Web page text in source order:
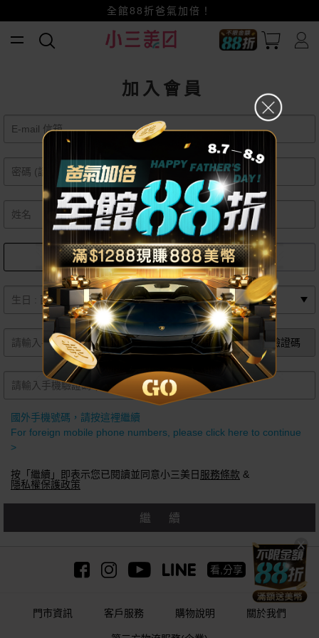
賺美幣~換好禮~立即換GO~
小三美日x全支付~美幣+全點折上折超划算
全館88折爸氣加倍！
加入會員
女 男
月 日
獲取手機驗證碼
國外手機號碼，請按這裡繼續
For foreign mobile phone numbers, please click here to continue
>
按「繼續」即表示您已閱讀並同意小三美日 服務條款 &
隱私權保護政策
繼續
看,分享
購物說明
客戶服務 關於我們
門市資訊